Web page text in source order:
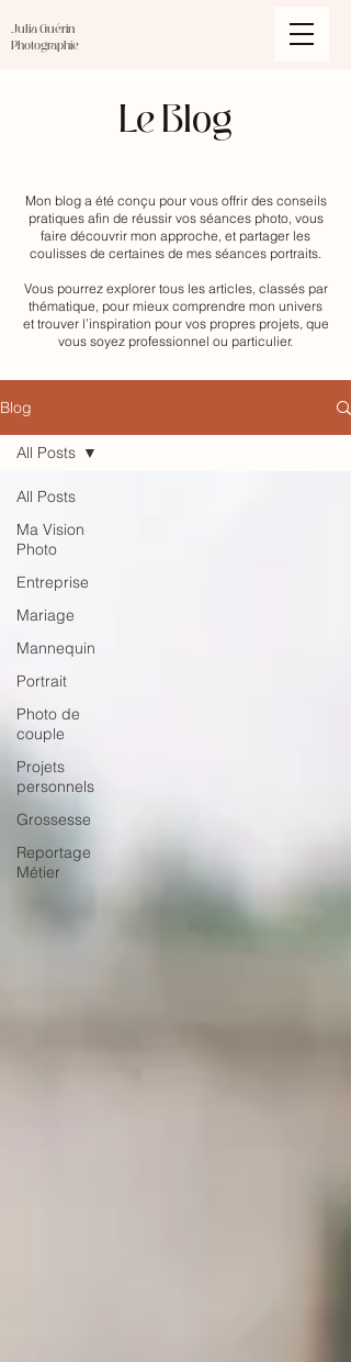
Julia Guérin
Photographie
Le Blog
Mon blog a été conçu pour vous offrir des conseils
pratiques afin de réussir vos séances photo, vous
faire découvrir mon approche, et partager les
coulisses de certaines de mes séances portraits.
Vous pourrez explorer tous les articles, classés par
thématique, pour mieux comprendre mon univers
et trouver l’inspiration pour vos propres projets, que
vous soyez professionnel ou particulier.
Blog
All Posts
Ma Vision
Photo
Entreprise
Mariage
Mannequin
Portrait
Photo de
couple
Projets
personnels
Grossesse
Reportage
Métier
All Posts